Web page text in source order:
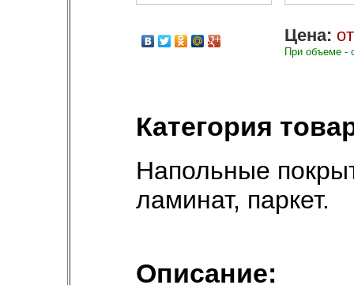
Цена:
При объеме -
Категория
Напольные
ламинат, паркет.
Описание: